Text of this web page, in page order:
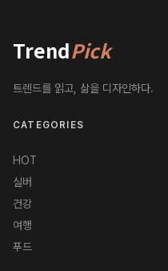
TrendPick
트렌드를 읽고, 삶을 디자인하다.
CATEGORIES
HOT
실버
건강
여행
푸드